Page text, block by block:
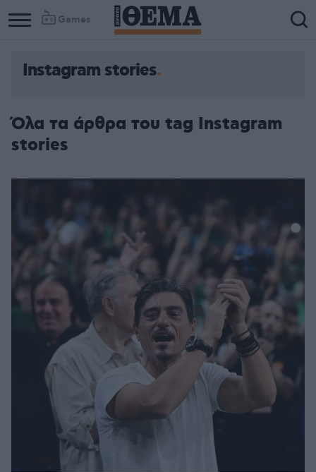
Games
Instagram stories
Όλα τα άρθρα του tag Instagram
stories